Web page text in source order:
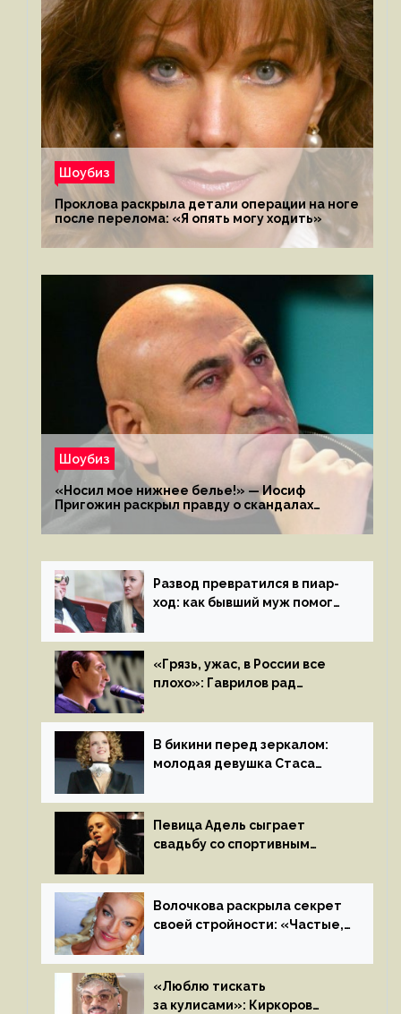
Шоубиз
Проклова раскрыла детали операции на ноге
после перелома: «Я опять могу ходить»
Шоубиз
«Носил мое нижнее белье!» — Иосиф
Пригожин раскрыл правду о скандалах
с мужем своей экс-жены
Развод превратился в пиар-
ход: как бывший муж помог
«Грязь, ужас, в России все
плохо»: Гаврилов рад
иноагентов
В бикини перед зеркалом:
молодая девушка Стаса
на камеру
Певица Адель сыграет
свадьбу со спортивным
летом
Волочкова раскрыла секрет
своей стройности: «Частые,
«Люблю тискать
за кулисами»: Киркоров